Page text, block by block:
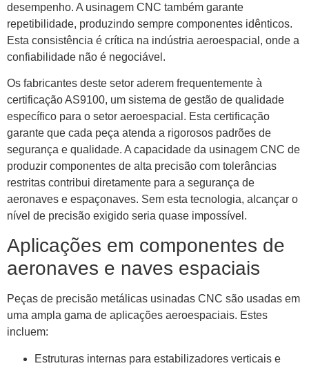
desempenho. A usinagem CNC também garante
repetibilidade, produzindo sempre componentes idênticos.
Esta consistência é crítica na indústria aeroespacial, onde a
confiabilidade não é negociável.
Os fabricantes deste setor aderem frequentemente à
certificação AS9100, um sistema de gestão de qualidade
específico para o setor aeroespacial. Esta certificação
garante que cada peça atenda a rigorosos padrões de
segurança e qualidade. A capacidade da usinagem CNC de
produzir componentes de alta precisão com tolerâncias
restritas contribui diretamente para a segurança de
aeronaves e espaçonaves. Sem esta tecnologia, alcançar o
nível de precisão exigido seria quase impossível.
Aplicações em componentes de
aeronaves e naves espaciais
Peças de precisão metálicas usinadas CNC são usadas em
uma ampla gama de aplicações aeroespaciais. Estes
incluem:
Estruturas internas para estabilizadores verticais e